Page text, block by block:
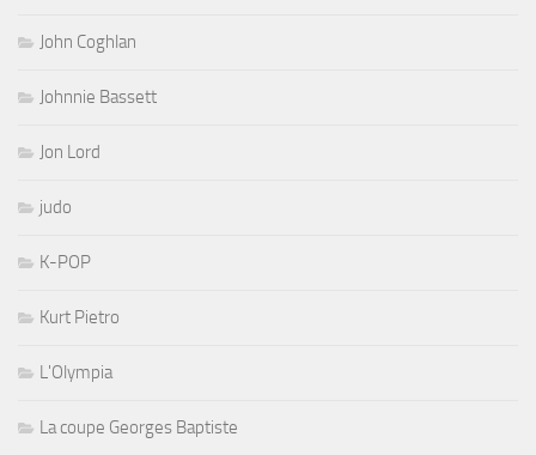
John Coghlan
Johnnie Bassett
Jon Lord
judo
K-POP
Kurt Pietro
L'Olympia
La coupe Georges Baptiste